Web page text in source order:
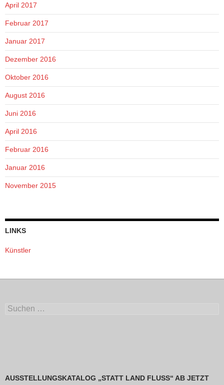
April 2017
Februar 2017
Januar 2017
Dezember 2016
Oktober 2016
August 2016
Juni 2016
April 2016
Februar 2016
Januar 2016
November 2015
LINKS
Künstler
Suchen
AUSSTELLUNGSKATALOG „STATT LAND FLUSS“ AB JETZT